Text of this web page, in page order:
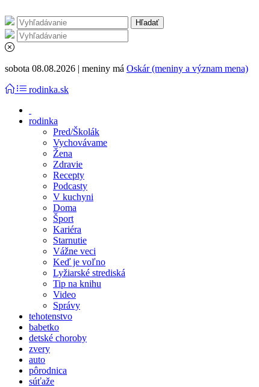
sobota 08.08.2026 | meniny má Oskár (meniny a význam mena)
rodinka.sk
rodinka
Pred/Školák
Vychovávame
Žena
Zdravie
Recepty
Podcasty
V kuchyni
Doma
Šport
Kariéra
Starnutie
Vážne veci
Keď je voľno
Lyžiarské strediská
Tip na knihu
Video
Správy
tehotenstvo
babetko
detské choroby
zvery
auto
pôrodnica
súťaže